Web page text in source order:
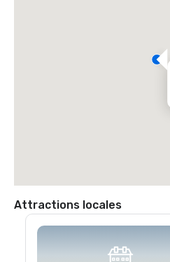
sont disponibles sur réservation
Attractions locales